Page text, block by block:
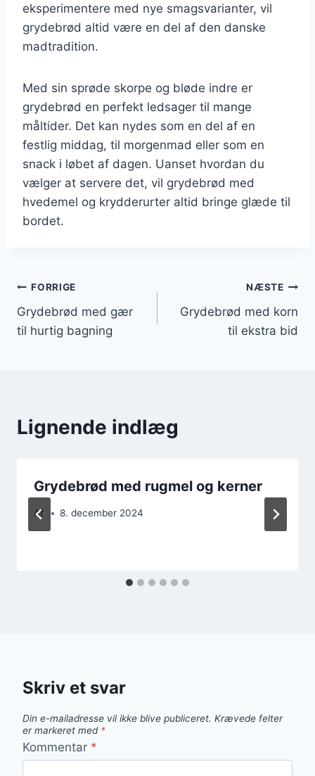
eksperimentere med nye smagsvarianter, vil
grydebrød altid være en del af den danske
madtradition.
Med sin sprøde skorpe og bløde indre er
grydebrød en perfekt ledsager til mange
måltider. Det kan nydes som en del af en
festlig middag, til morgenmad eller som en
snack i løbet af dagen. Uanset hvordan du
vælger at servere det, vil grydebrød med
hvedemel og krydderurter altid bringe glæde til
bordet.
Indlægsnavigation
FORRIGE
Grydebrød med gær
til hurtig bagning
NÆSTE
Grydebrød med korn
til ekstra bid
Lignende indlæg
Grydebrød med rugmel og kerner
Af 8. december 2024
Skriv et svar
Din e-mailadresse vil ikke blive publiceret. Krævede felter
er markeret med *
Kommentar *